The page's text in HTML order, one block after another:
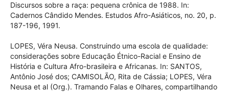
Discursos sobre a raça: pequena crônica de 1988. In:
Cadernos Cândido Mendes. Estudos Afro-Asiáticos, no. 20, p.
187-196, 1991.
LOPES, Véra Neusa. Construindo uma escola de qualidade:
considerações sobre Educação Étnico-Racial e Ensino de
História e Cultura Afro-brasileira e Africanas. In: SANTOS,
Antônio José dos; CAMISOLÃO, Rita de Cássia; LOPES, Véra
Neusa et al (Org.). Tramando Falas e Olhares, compartilhando